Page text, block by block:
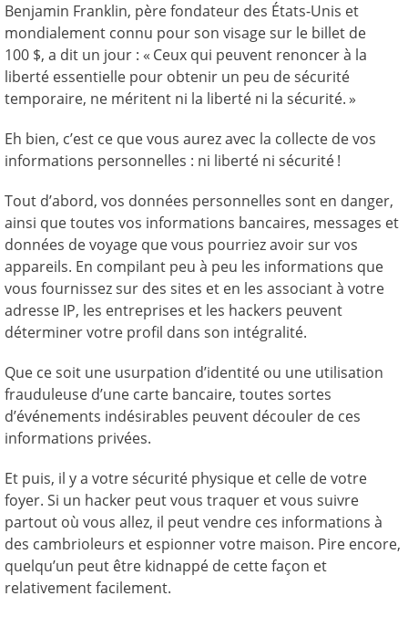
Benjamin Franklin, père fondateur des États-Unis et
mondialement connu pour son visage sur le billet de
100 $, a dit un jour : « Ceux qui peuvent renoncer à la
liberté essentielle pour obtenir un peu de sécurité
temporaire, ne méritent ni la liberté ni la sécurité. »
Eh bien, c’est ce que vous aurez avec la collecte de vos
informations personnelles : ni liberté ni sécurité !
Tout d’abord, vos données personnelles sont en danger,
ainsi que toutes vos informations bancaires, messages et
données de voyage que vous pourriez avoir sur vos
appareils. En compilant peu à peu les informations que
vous fournissez sur des sites et en les associant à votre
adresse IP, les entreprises et les hackers peuvent
déterminer votre profil dans son intégralité.
Que ce soit une usurpation d’identité ou une utilisation
frauduleuse d’une carte bancaire, toutes sortes
d’événements indésirables peuvent découler de ces
informations privées.
Et puis, il y a votre sécurité physique et celle de votre
foyer. Si un hacker peut vous traquer et vous suivre
partout où vous allez, il peut vendre ces informations à
des cambrioleurs et espionner votre maison. Pire encore,
quelqu’un peut être kidnappé de cette façon et
relativement facilement.